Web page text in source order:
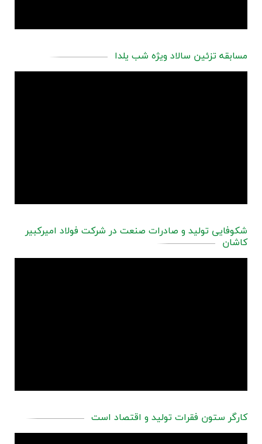
مسابقه تزئین سالاد ویژه شب یلدا
شکوفایی تولید و صادرات صنعت در شرکت فولاد امیرکبیر
کاشان
کارگر ستون فقرات تولید و اقتصاد است